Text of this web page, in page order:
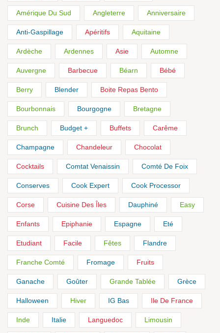
Amérique Du Sud Angleterre Anniversaire
Anti-Gaspillage Apéritifs Aquitaine
Ardèche Ardennes Asie Automne
Auvergne Barbecue Béarn Bébé
Berry Blender Boite Repas Bento
Bourbonnais Bourgogne Bretagne
Brunch Budget + Buffets Carême
Champagne Chandeleur Chocolat
Cocktails Comtat Venaissin Comté De Foix
Conserves Cook Expert Cook Processor
Corse Cuisine Des Îles Dauphiné Easy
Enfants Epiphanie Espagne Eté
Etudiant Facile Fêtes Flandre
Franche Comté Fromage Fruits
Ganache Goûter Grande Tablée Grèce
Halloween Hiver IG Bas Ile De France
Inde Italie Languedoc Limousin